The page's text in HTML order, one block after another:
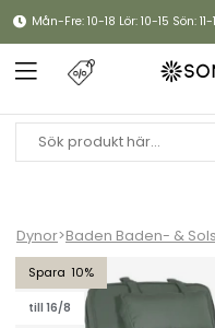
Mån-Fre: 10-18 Lör: 10-15 Sön: 11-
Dynor>Baden Baden- &
10
till 16/8
Baden-badendyna